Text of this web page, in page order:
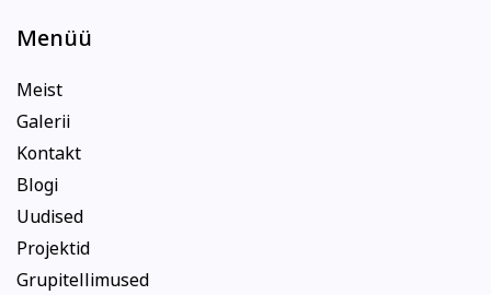
Menüü
Meist
Galerii
Kontakt
Blogi
Uudised
Projektid
Grupitellimused